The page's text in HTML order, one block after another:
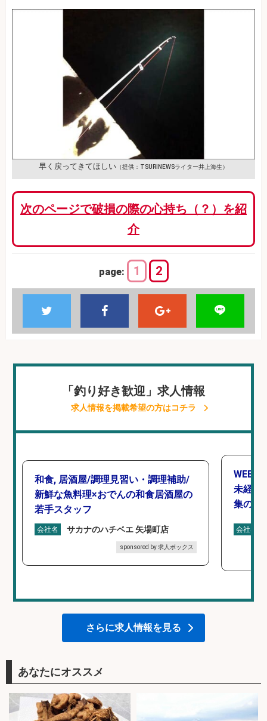
早く戻ってきてほしい （提供：TSURINEWSライター井上海生）
次のページで破損の際の心持ち（？）を紹
介
page: 1 2
「釣り好き歓迎」求人情報
求人情報を掲載希望の方はコチラ
和食, 居酒屋/調理見習い・調理補助/
新鮮な魚料理×おでんの和食居酒屋の
若手スタッフ
会社名 サカナのハチベエ 矢場町店
sponsored by 求人ボックス
WEBデ
未経験
集のお
会社名
さらに求人情報を見る
あなたにオススメ